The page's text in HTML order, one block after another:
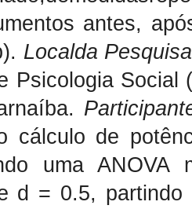
antes,
Localda
Psicologia Social
cálculo de
uma
d = 0.5,